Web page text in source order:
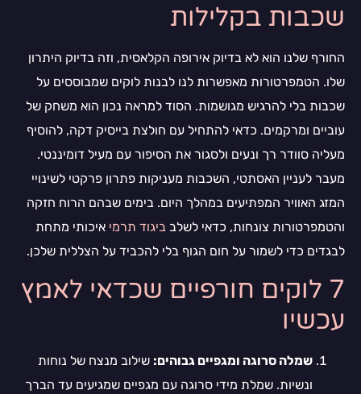
שכבות בקלילות
החורף שלנו הוא לא בדיוק אירופה הקלאסית, וזה בדיוק היתרון
שלו. הטמפרטורות מאפשרות לנו לבנות לוקים שמבוססים על
שכבות בלי להרגיש מגושמות. הסוד למראה נכון הוא משחק של
עוביים ומרקמים. כדאי להתחיל עם חולצת בייסיק דקה, להוסיף
מעליה סוודר רך ונעים ולסגור את הסיפור עם מעיל דומיננטי.
מעבר לעניין האסתטי, השכבות מעניקות פתרון פרקטי לשינויי
המזג האוויר המפתיעים במהלך היום. בימים שבהם הרוח חזקה
והטמפרטורות צונחות, כדאי לשלב ביגוד תרמי איכותי מתחת
לבגדים כדי לשמור על חום הגוף בלי להכביד על הצללית שלכן.
7 לוקים חורפיים שכדאי לאמץ
עכשיו
שמלה סרוגה ומגפיים גבוהים: שילוב מנצח של נוחות
ונשיות. שמלת מידי סרוגה עם מגפיים שמגיעים עד הברך